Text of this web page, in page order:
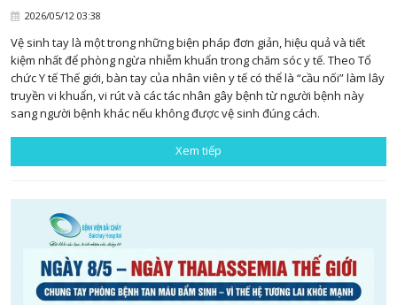
2026/05/12 03:38
Vệ sinh tay là một trong những biện pháp đơn giản, hiệu quả và tiết
kiệm nhất để phòng ngừa nhiễm khuẩn trong chăm sóc y tế. Theo Tổ
chức Y tế Thế giới, bàn tay của nhân viên y tế có thể là “cầu nối” làm lây
truyền vi khuẩn, vi rút và các tác nhân gây bệnh từ người bệnh này
sang người bệnh khác nếu không được vệ sinh đúng cách.
Xem tiếp